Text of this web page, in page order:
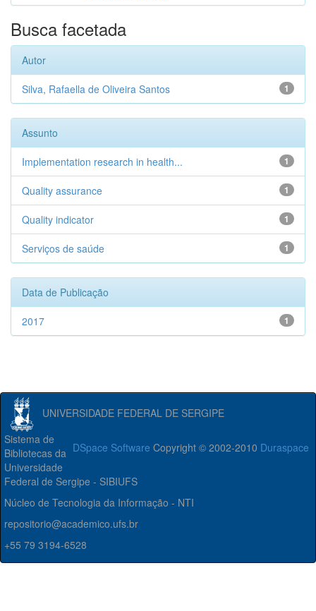
Busca facetada
Autor
1
Silva, Rafaella de Oliveira Santos
Assunto
1
Implementation research in health...
1
Quality assurance
1
Quality indicator
1
Serviços de saúde
Data de Publicação
1
2017
UNIVERSIDADE FEDERAL DE SERGIPE
DSpace Software Copyright © 2002-2010 Duraspace
Sistema de
Bibliotecas da
Universidade
Federal de Sergipe - SIBIUFS
Núcleo de Tecnologia da Informação - NTI
repositorio@academico.ufs.br
+55 79 3194-6528